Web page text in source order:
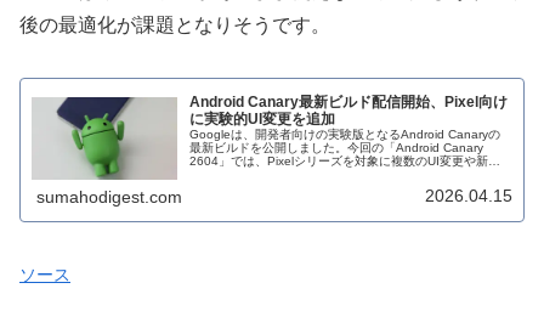
後の最適化が課題となりそうです。
Android Canary最新ビルド配信開始、Pixel向け
に実験的UI変更を追加
Googleは、開発者向けの実験版となるAndroid Canaryの
最新ビルドを公開しました。今回の「Android Canary
2604」では、Pixelシリーズを対象に複数のUI変更や新機
sumahodigest.com 2026.04.15
ソース